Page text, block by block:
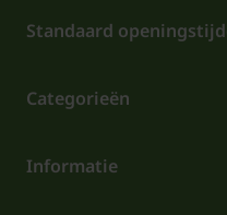
Standaard
Categorieën
Informatie